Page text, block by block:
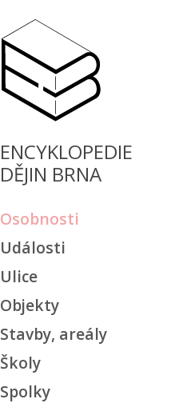
ENCYKLOPEDIE
DĚJIN BRNA
Osobnosti
Události
Ulice
Objekty
Stavby, areály
Školy
Spolky